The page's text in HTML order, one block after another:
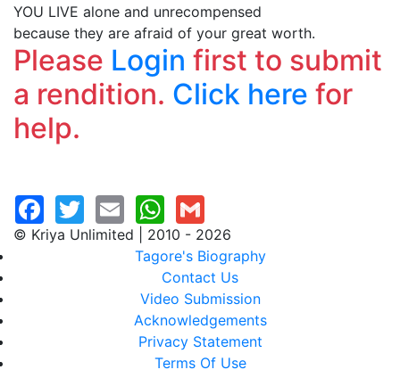
YOU LIVE alone and unrecompensed
because they are afraid of your great worth.
Please Login first to submit
a rendition. Click here for
help.
© Kriya Unlimited | 2010 - 2026
Tagore's Biography
Contact Us
Video Submission
Acknowledgements
Privacy Statement
Terms Of Use